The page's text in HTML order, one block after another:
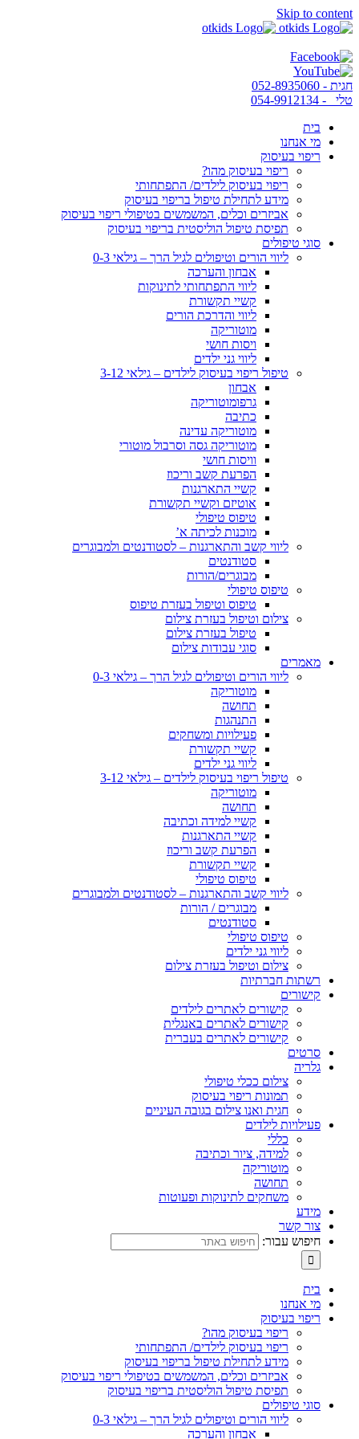
Skip to content
חגית - 052-8935060
טלי - 054-9912134
בית
מי אנחנו
ריפוי בעיסוק
ריפוי בעיסוק מהו?
ריפוי בעיסוק לילדים/ התפתחותי
מידע לתחילת טיפול בריפוי בעיסוק
אביזרים וכלים, המשמשים בטיפולי ריפוי בעיסוק
תפיסת טיפול הוליסטית בריפוי בעיסוק
סוגי טיפולים
ליווי הורים וטיפולים לגיל הרך – גילאי 0-3
אבחון והערכה
ליווי התפתחותי לתינוקות
קשיי תקשורת
ליווי והדרכת הורים
מוטוריקה
ויסות חושי
ליווי גני ילדים
טיפול ריפוי בעיסוק לילדים – גילאי 3-12
אבחון
גרפומוטוריקה
כתיבה
מוטוריקה עדינה
מוטוריקה גסה וסרבול מוטורי
וויסות חושי
הפרעת קשב וריכוז
קשיי התארגנות
אוטיזם וקשיי תקשורת
טיפוס טיפולי
מוכנות לכיתה א’
ליווי קשב והתארגנות – לסטודנטים ולמבוגרים
סטודנטים
מבוגרים/הורות
טיפוס טיפולי
טיפוס וטיפול בעזרת טיפוס
צילום וטיפול בעזרת צילום
טיפול בעזרת צילום
סוגי עבודות צילום
מאמרים
ליווי הורים וטיפולים לגיל הרך – גילאי 0-3
מוטוריקה
תחושה
התנהגות
פעילויות ומשחקים
קשיי תקשורת
ליווי גני ילדים
טיפול ריפוי בעיסוק לילדים – גילאי 3-12
מוטוריקה
תחושה
קשיי למידה וכתיבה
קשיי התארגנות
הפרעת קשב וריכוז
קשיי תקשורת
טיפוס טיפולי
ליווי קשב והתארגנות – לסטודנטים ולמבוגרים
מבוגרים / הורות
סטודנטים
טיפוס טיפולי
ליווי גני ילדים
צילום וטיפול בעזרת צילום
רשתות חברתיות
קישורים
קישורים לאתרים לילדים
קישורים לאתרים באנגלית
קישורים לאתרים בעברית
סרטים
גלריה
צילום ככלי טיפולי
תמונות ריפוי בעיסוק
חגית ואנו צילום בגובה העיניים
פעילויות לילדים
כללי
למידה, ציור וכתיבה
מוטוריקה
תחושה
משחקים לתינוקות ופעוטות
מידע
צור קשר
חיפוש עבור:
בית
מי אנחנו
ריפוי בעיסוק
ריפוי בעיסוק מהו?
ריפוי בעיסוק לילדים/ התפתחותי
מידע לתחילת טיפול בריפוי בעיסוק
אביזרים וכלים, המשמשים בטיפולי ריפוי בעיסוק
תפיסת טיפול הוליסטית בריפוי בעיסוק
סוגי טיפולים
ליווי הורים וטיפולים לגיל הרך – גילאי 0-3
אבחון והערכה